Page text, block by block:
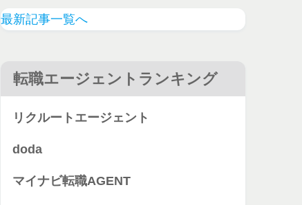
最新記事一覧へ
転職エージェントランキング
リクルートエージェント
doda
マイナビ転職AGENT